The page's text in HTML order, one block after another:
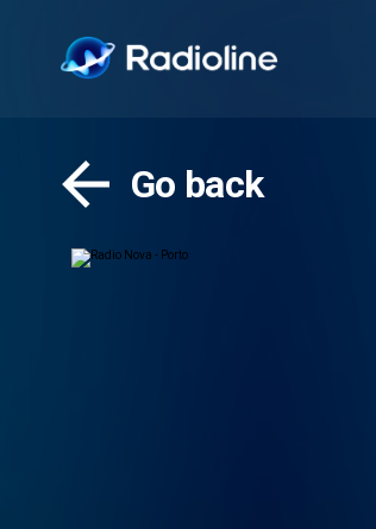
Go back